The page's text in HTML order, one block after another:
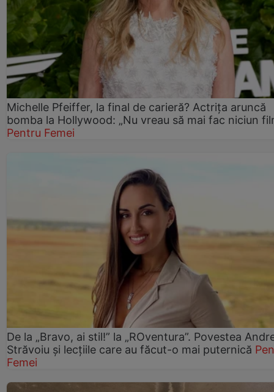
Michelle Pfeiffer, la final de carieră? Actrița aruncă
bomba la Hollywood: „Nu vreau să mai fac niciun
Pentru Femei
De la „Bravo, ai stil!” la „ROventura”. Povestea
Străvoiu și lecțiile care au făcut-o mai puternică
Femei